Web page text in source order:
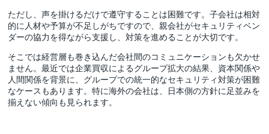
ただし、声を掛けるだけで遵守することは困難です。子会社は相対
的に人材や予算が不足しがちですので、親会社がセキュリティベン
ダーの協力を得ながら支援し、対策を進めることが大切です。
そこでは経営層も巻き込んだ会社間のコミュニケーションも欠かせ
ません。最近では企業買収によるグループ拡大の結果、資本関係や
人間関係を背景に、グループでの統一的なセキュリティ対策が困難
なケースもあります。特に海外の会社は、日本側の方針に足並みを
揃えない傾向も見られます。